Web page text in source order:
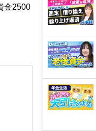
金2500